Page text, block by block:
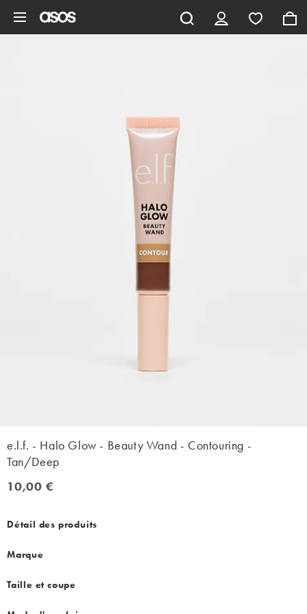
e.l.f. - Halo Glow - Beauty Wand - Contouring -
Tan/Deep
10,00 €
10,00 €
Détail des produits
Marque
Taille et coupe